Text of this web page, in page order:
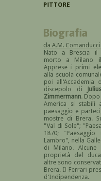
PITTORE
Biografia
da A.M.
Nato a Brescia il
morto a Milano
Apprese i primi
alla scuola
poi all'Accademia
discepolo di
Zimmermann. Dopo
America si stabilì
paesaggio e
mostre di Brera.
"Val di Sole";
1870;
Lambro", nella
di Milano.
proprietà del
altre sono
Brera. Il Ferrari
d'Indipendenza.